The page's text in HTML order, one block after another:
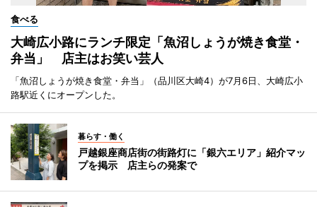
食べる
大崎広小路にランチ限定「魚沼しょうが焼き食堂・
弁当」 店主はお笑い芸人
「魚沼しょうが焼き食堂・弁当」（品川区大崎4）が7月6日、大崎広小
路駅近くにオープンした。
暮らす・働く
戸越銀座商店街の街路灯に「銀六エリア」紹介マッ
プを掲示 店主らの発案で